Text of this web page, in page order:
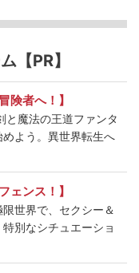
【PR】
険者へ！】
と魔法の王道ファンタ
めよう。異世界転生へ
ェンス！】
世界で、セクシー＆
別なシチュエーショ